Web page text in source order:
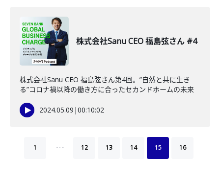
株式会社Sanu CEO 福島弦さん #4
株式会社Sanu CEO 福島弦さん第4回。”自然と共に生き
る”コロナ禍以降の働き方に合ったセカンドホームの未来
2024.05.09 |00:10:02
1 … 12 13 14 15 16